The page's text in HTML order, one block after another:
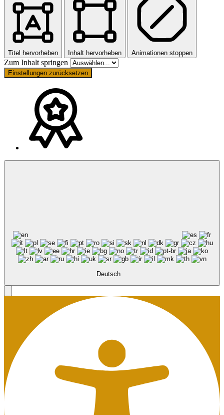
Titel hervorheben Inhalt hervorheben Animationen stoppen
Zum Inhalt springen
Einstellungen zurücksetzen
Deutsch